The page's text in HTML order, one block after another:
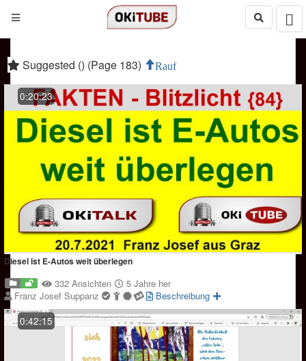
Suggested () (Page 183) Rauf
0:20:23
Diesel ist E-Autos weit überlegen
332 Ansichten
5 Jahre her
Franz Josef Suppanz
Beschreibung
0:42:15